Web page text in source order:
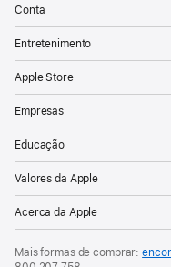
Conta
Entretenimento
Apple Store
Empresas
Educação
Valores da Apple
Acerca da Apple
Mais formas de comprar: